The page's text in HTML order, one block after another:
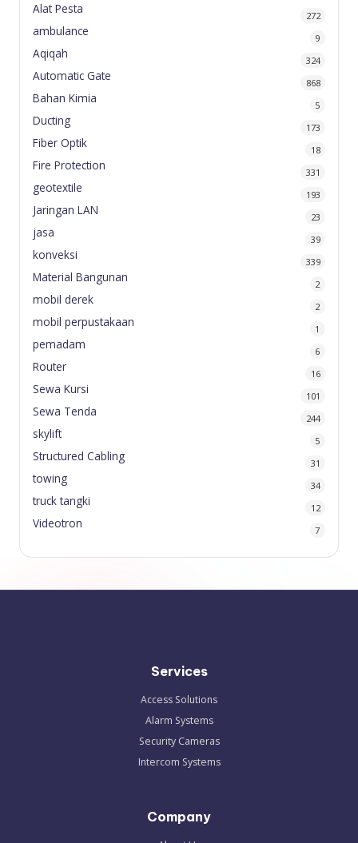
Alat Pesta 272
ambulance 9
Aqiqah 324
Automatic Gate 868
Bahan Kimia 5
Ducting 173
Fiber Optik 18
Fire Protection 331
geotextile 193
Jaringan LAN 23
jasa 39
konveksi 339
Material Bangunan 2
mobil derek 2
mobil perpustakaan 1
pemadam 6
Router 16
Sewa Kursi 101
Sewa Tenda 244
skylift 5
Structured Cabling 31
towing 34
truck tangki 12
Videotron 7
Services
Access Solutions
Alarm Systems
Security Cameras
Intercom Systems
Company